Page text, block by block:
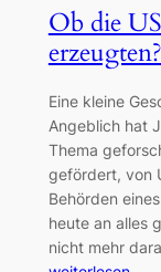
Ob die
erzeugten?
Eine kleine
Angeblich hat
Thema
gefördert, von
Behörden
heute an alles
nicht mehr